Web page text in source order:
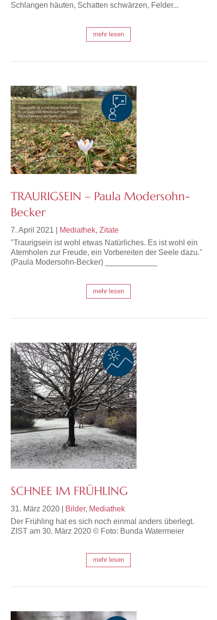
Schlangen häuten, Schatten schwärzen, Felder...
mehr lesen
TRAURIGSEIN – Paula Modersohn-
Becker
7. April 2021 Mediathek,Zitate
"Traurigsein ist wohl etwas Natürliches. Es ist wohl ein
Atemholen zur Freude, ein Vorbereiten der Seele dazu."
(Paula Modersohn-Becker) ____________
mehr lesen
SCHNEE IM FRÜHLING
31. März 2020 Bilder, Mediathek
Der Frühling hat es sich noch einmal anders überlegt.
ZIST am 30. März 2020 © Foto: Bunda Watermeier
mehr lesen